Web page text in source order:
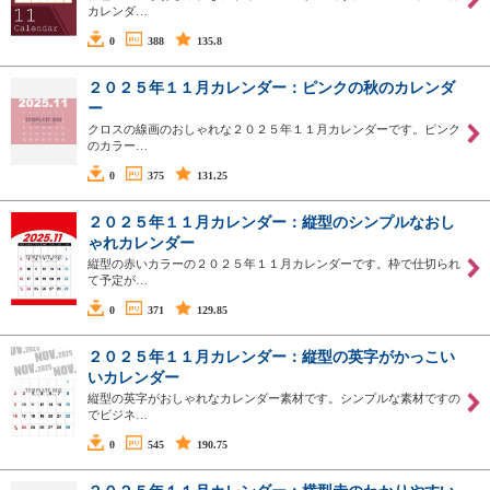
カレンダ…
0 388 135.8
２０２５年１１月カレンダー：ピンクの秋のカレンダ
ー
クロスの線画のおしゃれな２０２５年１１月カレンダーです。ピンク
のカラー…
0 375 131.25
２０２５年１１月カレンダー：縦型のシンプルなおし
ゃれカレンダー
縦型の赤いカラーの２０２５年１１月カレンダーです。枠で仕切られ
て予定が…
0 371 129.85
２０２５年１１月カレンダー：縦型の英字がかっこい
いカレンダー
縦型の英字がおしゃれなカレンダー素材です。シンプルな素材ですの
でビジネ…
0 545 190.75